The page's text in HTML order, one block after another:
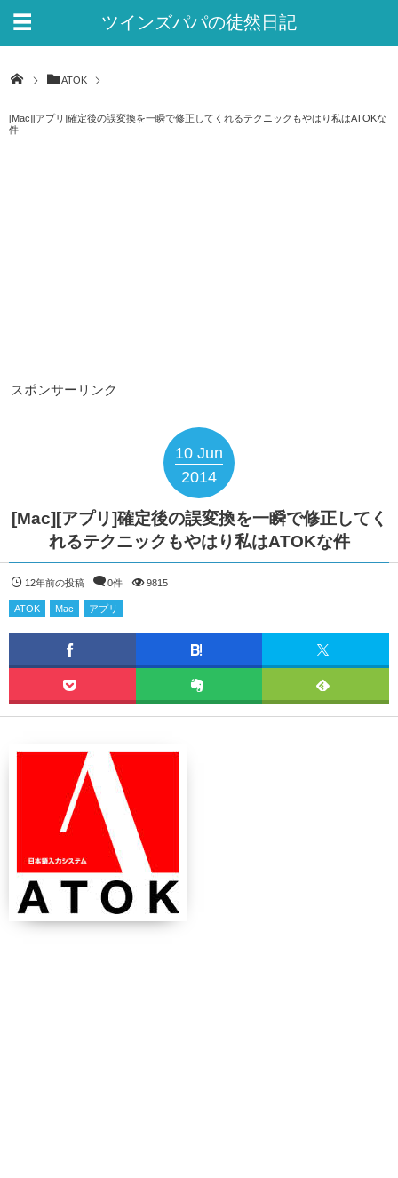
ツインズパパの徒然日記
ATOK
[Mac][アプリ]確定後の誤変換を一瞬で修正してくれるテクニックもやはり私はATOKな
件
スポンサーリンク
10 Jun
2014
[Mac][アプリ]確定後の誤変換を一瞬で修正してく
れるテクニックもやはり私はATOKな件
12年前の投稿 0件 9815
ATOK Mac アプリ